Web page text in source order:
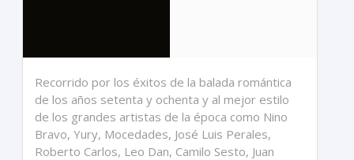
Recorrido por los éxitos de la balada romántica
de los años setenta y ochenta y al mejor estilo
de los grandes artistas de la época como Nino
Bravo, Yury, Mocedades, José Luis Perales,
Roberto Carlos, Leo Dan, Camilo Sesto, Juan